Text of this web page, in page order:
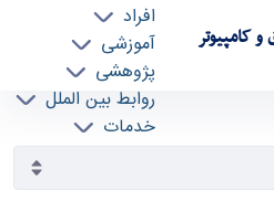
کامپیوتر
افراد
آموزشی
پژوهشی
روابط بین الملل
خدمات
آرشیو اطلاعیه ها - ece- دانشکده مهندسی برق و